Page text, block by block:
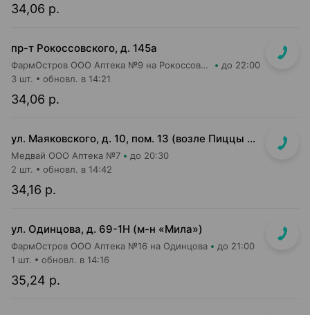
34,06 р.
пр-т Рокоссовского, д. 145а
ФармОстров ООО Аптека №9 на Рокоссовского до 22:00
34,06 р.
3 шт. обновл. в 14:21
ул. Маяковского, д. 10, пом. 13 (возле Пиццы Мании)
Медвай ООО Аптека №7 до 20:30
34,16 р.
2 шт. обновл. в 14:42
ул. Одинцова, д. 69-1Н (м-н «Мила»)
ФармОстров ООО Аптека №16 на Одинцова до 21:00
35,24 р.
1 шт. обновл. в 14:16